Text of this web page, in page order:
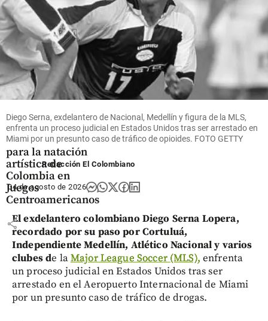
share
Deportes
Gustavo Sánchez
brilla con un oro
para la natación
artística de
Colombia en
Juegos
Centroamericanos
share
Diego Serna, exdelantero de Nacional, Medellín y figura de la MLS,
enfrenta un proceso judicial en Estados Unidos tras ser arrestado en
Miami por un presunto caso de tráfico de opioides. FOTO GETTY
Redacción El Colombiano
04 de agosto de 2026
El exdelantero colombiano Diego Serna Lopera,
recordado por su paso por Cortuluá,
Independiente Medellín, Atlético Nacional y varios
clubes de laMajor League Soccer (MLS), enfrenta
un proceso judicial en Estados Unidos tras ser
arrestado en el Aeropuerto Internacional de Miami
por un presunto caso de tráfico de drogas.